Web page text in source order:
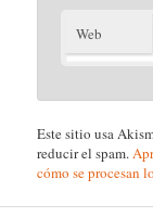
Web
Este sitio usa
reducir el spam.
cómo se procesan